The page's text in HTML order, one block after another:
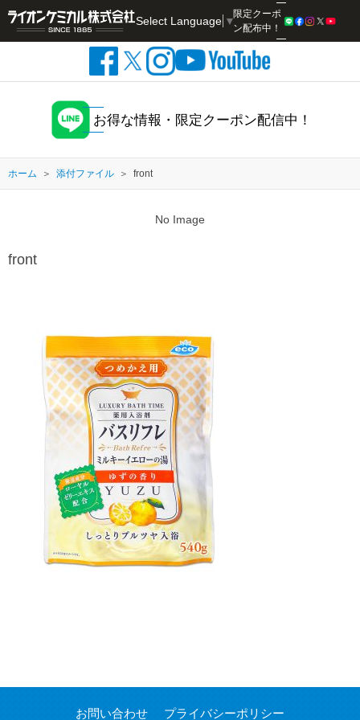
Select Language ▼
限定クーポ
ン配布中！
お得な情報・限定クーポン配信中！
ホーム 添付ファイル front
No Image
front
お問い合わせ プライバシーポリシー
検索